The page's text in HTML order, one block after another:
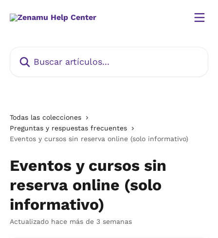
Todas las colecciones
Preguntas y respuestas frecuentes
Eventos y cursos sin reserva online (solo informativo)
Eventos y cursos sin
reserva online (solo
informativo)
Actualizado hace más de 3 semanas